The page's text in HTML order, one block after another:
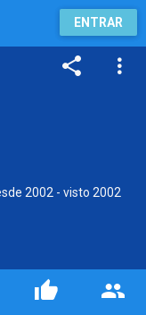
ENTRAR
2002 - visto 2002